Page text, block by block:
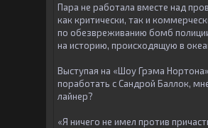
Пара не работала вместе над
как критически, так и
по обезвреживанию бомб
на историю, происходящую в
Выступая на «Шоу Грэма
поработать с Сандрой Баллок,
лайнер?
«Я ничего не имел против